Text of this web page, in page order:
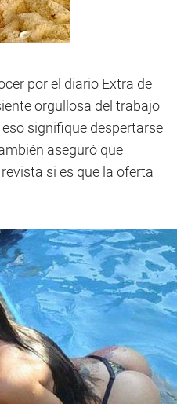
por el diario Extra de
orgullosa del trabajo
signifique despertarse
aseguró que
si es que la oferta